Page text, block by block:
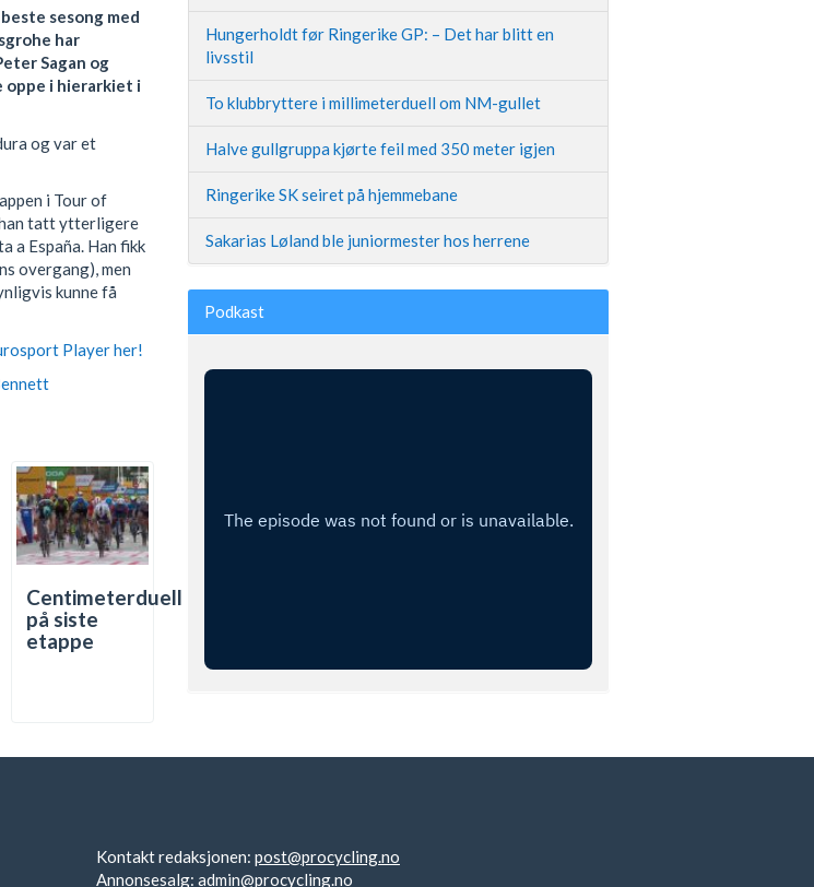
sesong med
har
Sagan og
oppe i hierarkiet i
og var et
i Tour of
tatt ytterligere
a España. Han fikk
overgang), men
kunne få
Player her!
Centimeterduell
på siste
etappe
Hungerholdt før Ringerike GP: – Det har blitt en
livsstil
To klubbryttere i millimeterduell om NM-gullet
Halve gullgruppa kjørte feil med 350 meter igjen
Ringerike SK seiret på hjemmebane
Sakarias Løland ble juniormester hos herrene
Podkast
Kontakt redaksjonen: post@procycling.no
Annonsesalg: admin@procycling.no